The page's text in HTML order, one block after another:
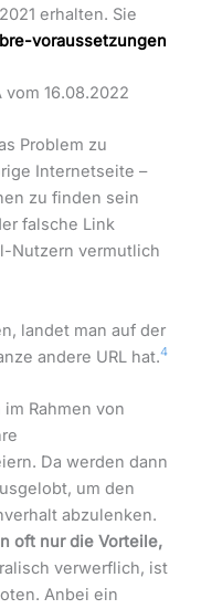
erhalten. Sie
voraussetzungen
vom 16.08.2022
Problem zu
Internetseite –
zu finden sein
falsche Link
Nutzern vermutlich
landet man auf der
andere URL hat.4
Rahmen von
Da werden dann
um den
abzulenken.
oft nur die Vorteile,
verwerflich, ist
Anbei ein